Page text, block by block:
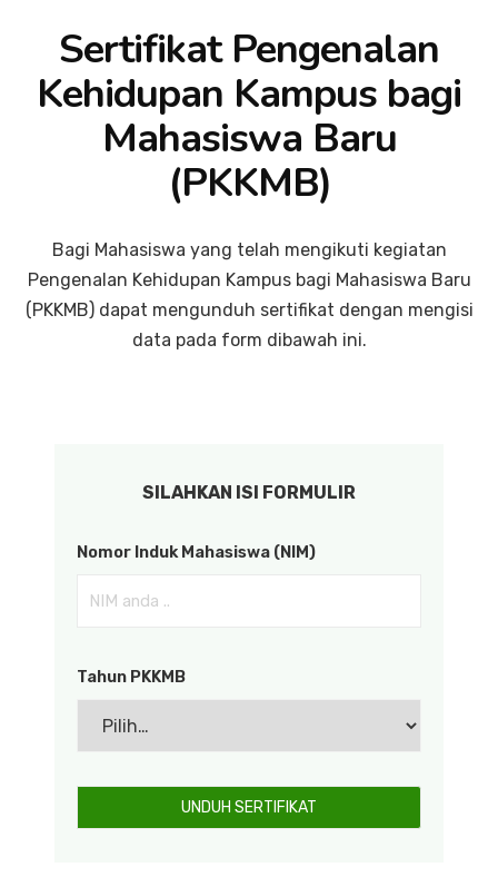
Sertifikat Pengenalan
Kehidupan Kampus bagi
Mahasiswa Baru
(PKKMB)
Bagi Mahasiswa yang telah mengikuti kegiatan
Pengenalan Kehidupan Kampus bagi Mahasiswa Baru
(PKKMB) dapat mengunduh sertifikat dengan mengisi
data pada form dibawah ini.
SILAHKAN ISI FORMULIR
Nomor Induk Mahasiswa (NIM)
Tahun PKKMB